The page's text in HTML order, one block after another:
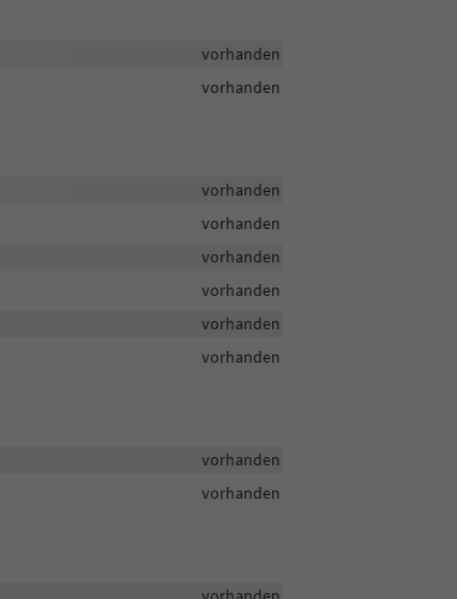
vorhanden
vorhanden
vorhanden
vorhanden
vorhanden
vorhanden
vorhanden
vorhanden
vorhanden
vorhanden